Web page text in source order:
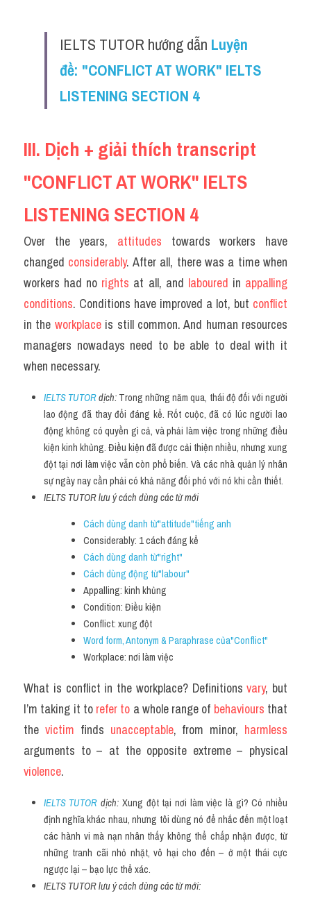
Vocabulary
Education
IELTS TUTOR hướng dẫn Luyện
đề: "CONFLICT AT WORK" IELTS
LISTENING SECTION 4
"CONFLICT AT WORK" IELTS
LISTENING SECTION 4
Over the years, attitudes towards workers have
changed considerably. After all, there was a time when
workers had no rights at all, and laboured in appalling
conditions. Conditions have improved a lot, but
in the workplace is still common. And human resources
managers nowadays need to be able to deal with it
when necessary.
IELTS TUTOR dịch: Trong những năm qua, thái độ đối với người
lao động đã thay đổi đáng kể. Rốt cuộc, đã có lúc người lao
động không có quyền gì cả, và phải làm việc trong những điều
kiện kinh khủng. Điều kiện đã được cải thiện nhiều, nhưng xung
đột tại nơi làm việc vẫn còn phổ biến. Và các nhà quản lý nhân
sự ngày nay cần phải có khả năng đối phó với nó khi cần thiết.
IELTS TUTOR lưu ý cách dùng các từ mới
Cách dùng danh từ"attitude"tiếng anh
Considerably: 1 cách đáng kể
Cách dùng danh từ"right"
Cách dùng động từ"labour"
Appalling: kinh khủng
Condition: Điều kiện
Conflict: xung đột
Word form, Antonym & Paraphrase của"Conflict"
Workplace: nơi làm việc
What is conflict in the workplace? Definitions vary, but
I’m taking it to refer to a whole range of behaviours that
the victim finds unacceptable, from minor,
violence.
IELTS TUTOR dịch: Xung đột tại nơi làm việc là gì? Có nhiều
định nghĩa khác nhau, nhưng tôi dùng nó để nhắc đến một loạt
các hành vi mà nạn nhân thấy không thể chấp nhận được, từ
những tranh cãi nhỏ nhặt, vô hại cho đến – ở một thái cực
ngược lại – bạo lực thể xác.
IELTS TUTOR lưu ý cách dùng các từ mới: